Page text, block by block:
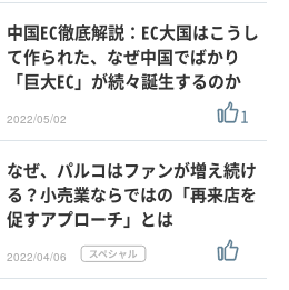
中国EC徹底解説：EC大国はこうし
て作られた、なぜ中国でばかり
「巨大EC」が続々誕生するのか
2022/05/02 1
なぜ、パルコはファンが増え続け
る？小売業ならではの「再来店を
促すアプローチ」とは
2022/04/06